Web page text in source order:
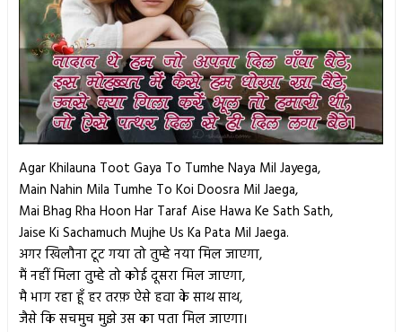
Agar Khilauna Toot Gaya To Tumhe Naya Mil Jayega,
Main Nahin Mila Tumhe To Koi Doosra Mil Jaega,
Mai Bhag Rha Hoon Har Taraf Aise Hawa Ke Sath Sath,
Jaise Ki Sachamuch Mujhe Us Ka Pata Mil Jaega.
अगर खिलौना टूट गया तो तुम्हे नया मिल जाएगा,
मैं नहीं मिला तुम्हे तो कोई दूसरा मिल जाएगा,
मै भाग रहा हूँ हर तरफ़ ऐसे हवा के साथ साथ,
जैसे कि सचमुच मुझे उस का पता मिल जाएगा।